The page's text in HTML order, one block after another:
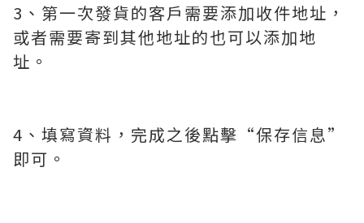
3、第一次發貨的客戶需要添加收件地址，
或者需要寄到其他地址的也可以添加地
址。
4、填寫資料，完成之後點擊“保存信息”
即可。